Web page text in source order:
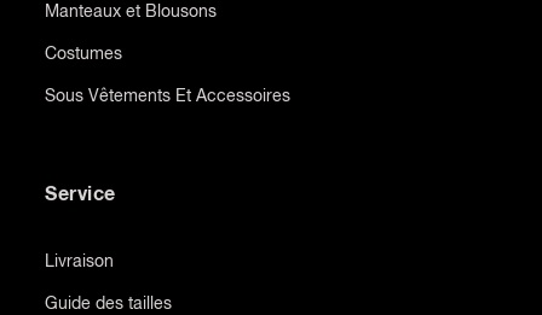
Manteaux et Blousons
Costumes
Sous Vêtements Et Accessoires
Service
Livraison
Guide des tailles